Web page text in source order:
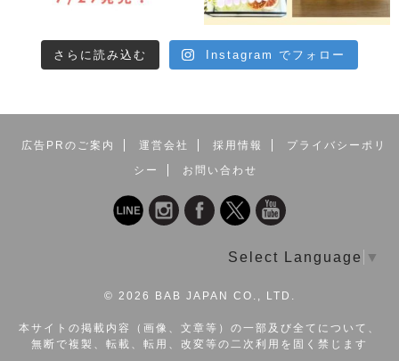
さらに読み込む Instagram でフォロー
広告PRのご案内 運営会社 採用情報
プライバシーポリ
シー
お問い合わせ
Select Language ▼
© 2026 BAB JAPAN CO., LTD.
本サイトの掲載内容（画像、文章等）の一部及び全てについて、
無断で複製、転載、転用、改変等の二次利用を固く禁じます